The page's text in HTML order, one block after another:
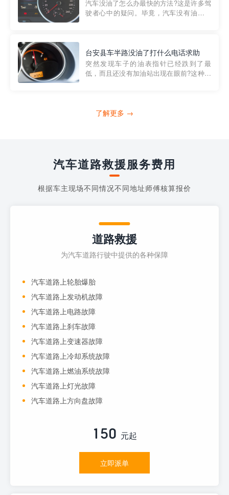
汽车没油了怎么办最快的方法?这是许多驾
驶者心中的疑问。毕竟，汽车没有油就无
越者小程序是一款专门解决汽车没油问题
的在线服务平台。通过...
台安县车半路没油了打什么电话求助
突然发现车子的油表指针已经跌到了最
低，而且还没有加油站出现在眼前?这种情
打4006363122请求送油人员来帮助你。
了解更多 →
汽车道路救援服务费用
根据车主现场不同情况不同地址师傅核算报价
道路救援
为汽车道路行驶中提供的各种保障
汽车道路上轮胎爆胎
汽车道路上发动机故障
汽车道路上电路故障
汽车道路上刹车故障
汽车道路上变速器故障
汽车道路上冷却系统故障
汽车道路上燃油系统故障
汽车道路上灯光故障
汽车道路上方向盘故障
150 元起
立即派单